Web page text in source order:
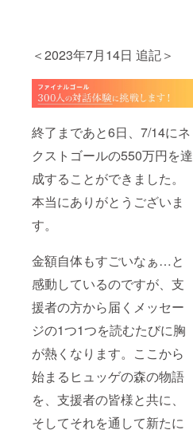
＜2023年7月14日 追記＞
終了まであと6日、7/14にネ
クストゴールの550万円を達
成することができました。
本当にありがとうございま
す。
金額自体もすごいなぁ…と
感動しているのですが、支
援者の方から届くメッセー
ジの1つ1つを読むたびに胸
が熱くなります。ここから
始まるヒュッゲの森の物語
を、支援者の皆様と共に、
そしてそれを通して新たに